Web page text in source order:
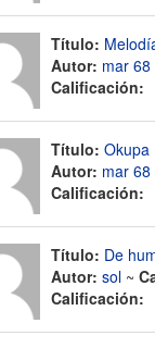
Título:
Autor: mar 68
Calificación:
Título: Okupa
Autor: mar 68
Calificación:
Título: De
Autor: sol ~
Calificación: